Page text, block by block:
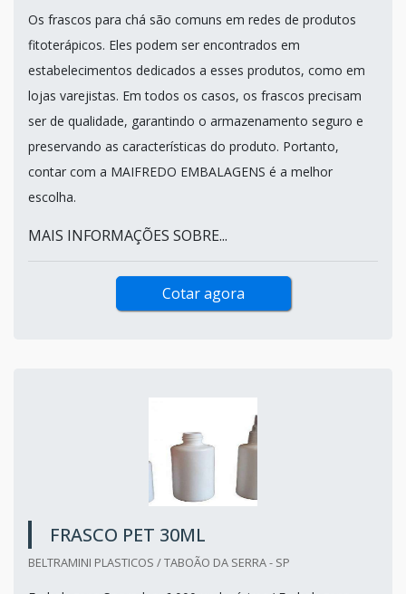
Os frascos para chá são comuns em redes de produtos
fitoterápicos. Eles podem ser encontrados em
estabelecimentos dedicados a esses produtos, como em
lojas varejistas. Em todos os casos, os frascos precisam
ser de qualidade, garantindo o armazenamento seguro e
preservando as características do produto. Portanto,
contar com a MAIFREDO EMBALAGENS é a melhor
escolha.
MAIS INFORMAÇÕES SOBRE...
Cotar agora
FRASCO PET 30ML
BELTRAMINI PLASTICOS / TABOÃO DA SERRA - SP